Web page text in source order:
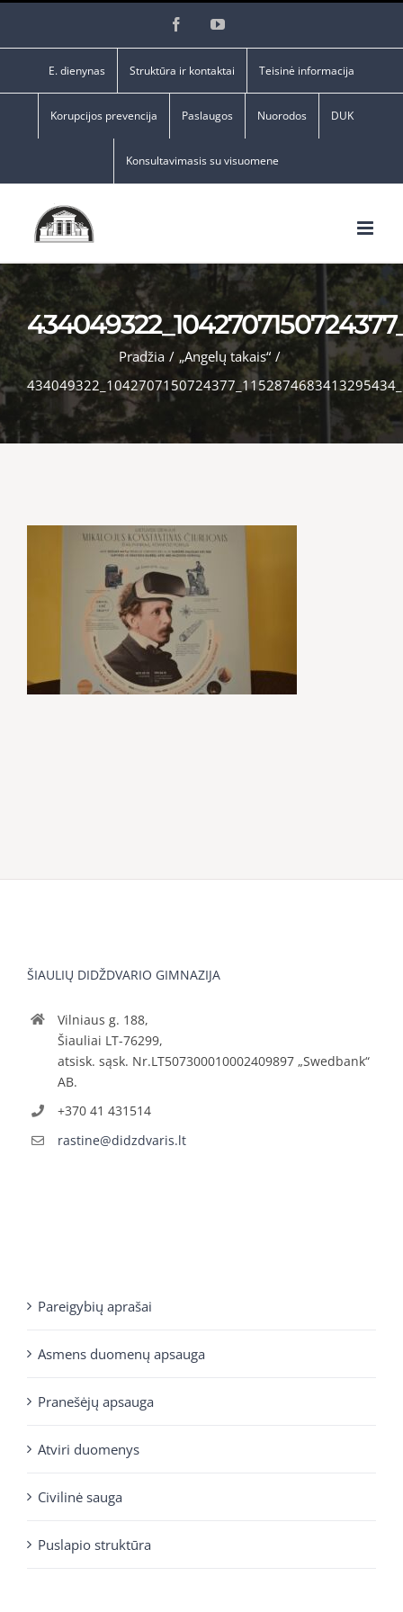
FacebookYouTube
E. dienynas Struktūra ir kontaktai Teisinė informacija
Korupcijos prevencija Paslaugos Nuorodos DUK
Konsultavimasis su visuomene
Pradžia / „Angelų takais“ /
ŠIAULIŲ DIDŽDVARIO GIMNAZIJA
Vilniaus g. 188,
Šiauliai LT-76299,
atsisk. sąsk. Nr.LT507300010002409897 „Swedbank“
AB.
+370 41 431514
rastine@didzdvaris.lt
Pareigybių aprašai
Asmens duomenų apsauga
Pranešėjų apsauga
Atviri duomenys
Civilinė sauga
Puslapio struktūra